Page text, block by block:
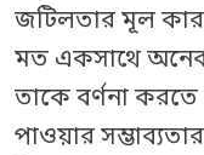
জটিলতার মূল
মত একসাথে
তাকে বর্ণনা
পাওয়ার